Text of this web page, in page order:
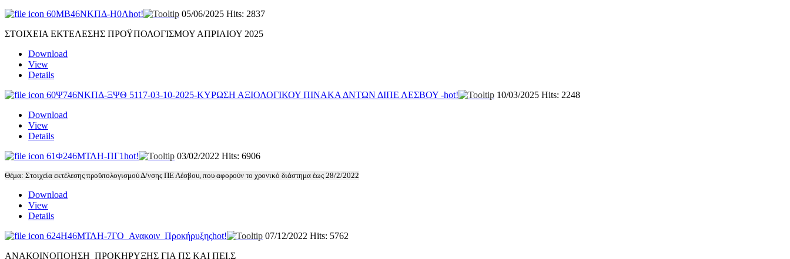
60ΜΒ46ΝΚΠΔ-Η0Λhot! 05/06/2025 Hits: 2837
ΣΤΟΙΧΕΙΑ ΕΚΤΕΛΕΣΗΣ ΠΡΟΫΠΟΛΟΓΙΣΜΟΥ ΑΠΡΙΛΙΟΥ 2025
Download
View
Details
60Ψ746ΝΚΠΔ-ΞΨΘ 5117-03-10-2025-ΚΥΡΩΣΗ ΑΞΙΟΛΟΓΙΚΟΥ ΠΙΝΑΚΑ ΔΝΤΩΝ ΔΙΠΕ ΛΕΣΒΟΥ -hot! 10/03/2025 Hits: 2248
Download
View
Details
61Φ246ΜΤΛΗ-ΠΓ1hot! 03/02/2022 Hits: 6906
Θέμα: Στοιχεία εκτέλεσης προϋπολογισμού Δ/νσης ΠΕ Λέσβου, που αφορούν το χρονικό διάστημα έως 28/2/2022
Download
View
Details
624Η46ΜΤΛΗ-7ΓΟ_Ανακοιν_Προκήρυξηςhot! 07/12/2022 Hits: 5762
ΑΝΑΚΟΙΝΟΠΟΗΣΗ ΠΡΟΚΗΡΥΞΗΣ ΓΙΑ ΠΣ ΚΑΙ ΠΕΙ.Σ